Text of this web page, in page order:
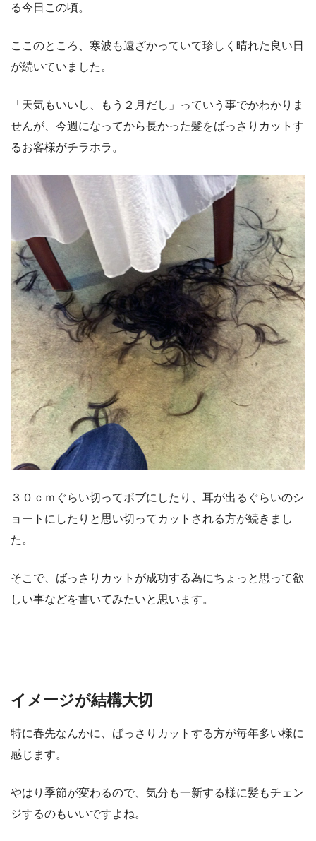
る今日この頃。
ここのところ、寒波も遠ざかっていて珍しく晴れた良い日
が続いていました。
「天気もいいし、もう２月だし」っていう事でかわかりま
せんが、今週になってから長かった髪をばっさりカットす
るお客様がチラホラ。
３０ｃｍぐらい切ってボブにしたり、耳が出るぐらいのシ
ョートにしたりと思い切ってカットされる方が続きまし
た。
そこで、ばっさりカットが成功する為にちょっと思って欲
しい事などを書いてみたいと思います。
イメージが結構大切
特に春先なんかに、ばっさりカットする方が毎年多い様に
感じます。
やはり季節が変わるので、気分も一新する様に髪もチェン
ジするのもいいですよね。